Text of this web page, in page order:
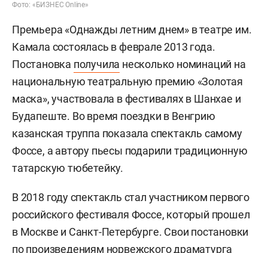
Фото: «БИЗНЕС Online»
Премьера «Однажды летним днем» в театре им.
Камала состоялась в феврале 2013 года.
Постановка получила несколько номинаций на
национальную театральную премию «Золотая
маска», участвовала в фестивалях в Шанхае и
Будапеште. Во время поездки в Венгрию
казанская труппа показала спектакль самому
Фоссе, а автору пьесы подарили традиционную
татарскую тюбетейку.
В 2018 году спектакль стал участником первого
российского фестиваля Фоссе, который прошел
в Москве и Санкт-Петербурге. Свои постановки
по произведениям норвежского драматурга